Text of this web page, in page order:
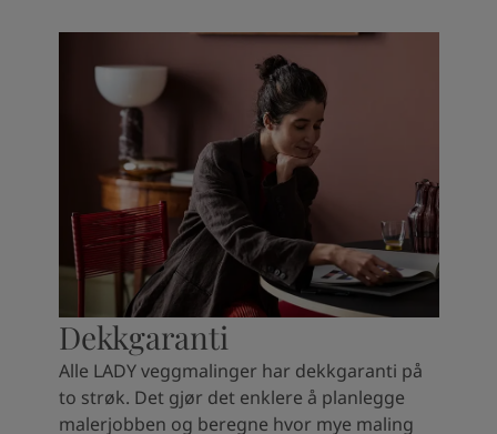
Dekkgaranti
Alle LADY veggmalinger har dekkgaranti på
to strøk. Det gjør det enklere å planlegge
malerjobben og beregne hvor mye maling